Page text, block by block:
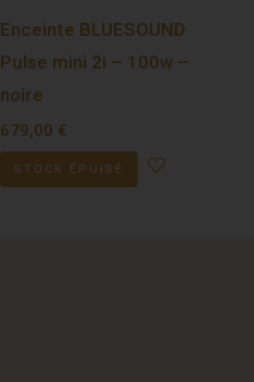
Enceinte BLUESOUND
Pulse mini 2i – 100w –
noire
679,00 €
STOCK ÉPUISÉ